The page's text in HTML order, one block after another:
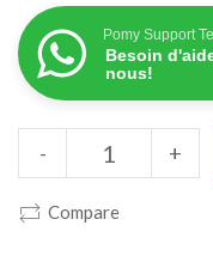
Pomy Support
Besoin
nous!
+
-
Compare